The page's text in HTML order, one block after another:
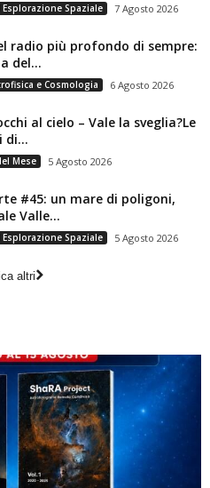
Spaziale 7 Agosto 2026
radio più profondo di sempre:
del...
e Cosmologia 6 Agosto 2026
al cielo – Vale la sveglia?Le
di...
Mese 5 Agosto 2026
#45: un mare di poligoni,
Valle...
Spaziale 5 Agosto 2026
altri